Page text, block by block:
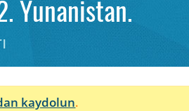
Yunanistan.
kaydolun.